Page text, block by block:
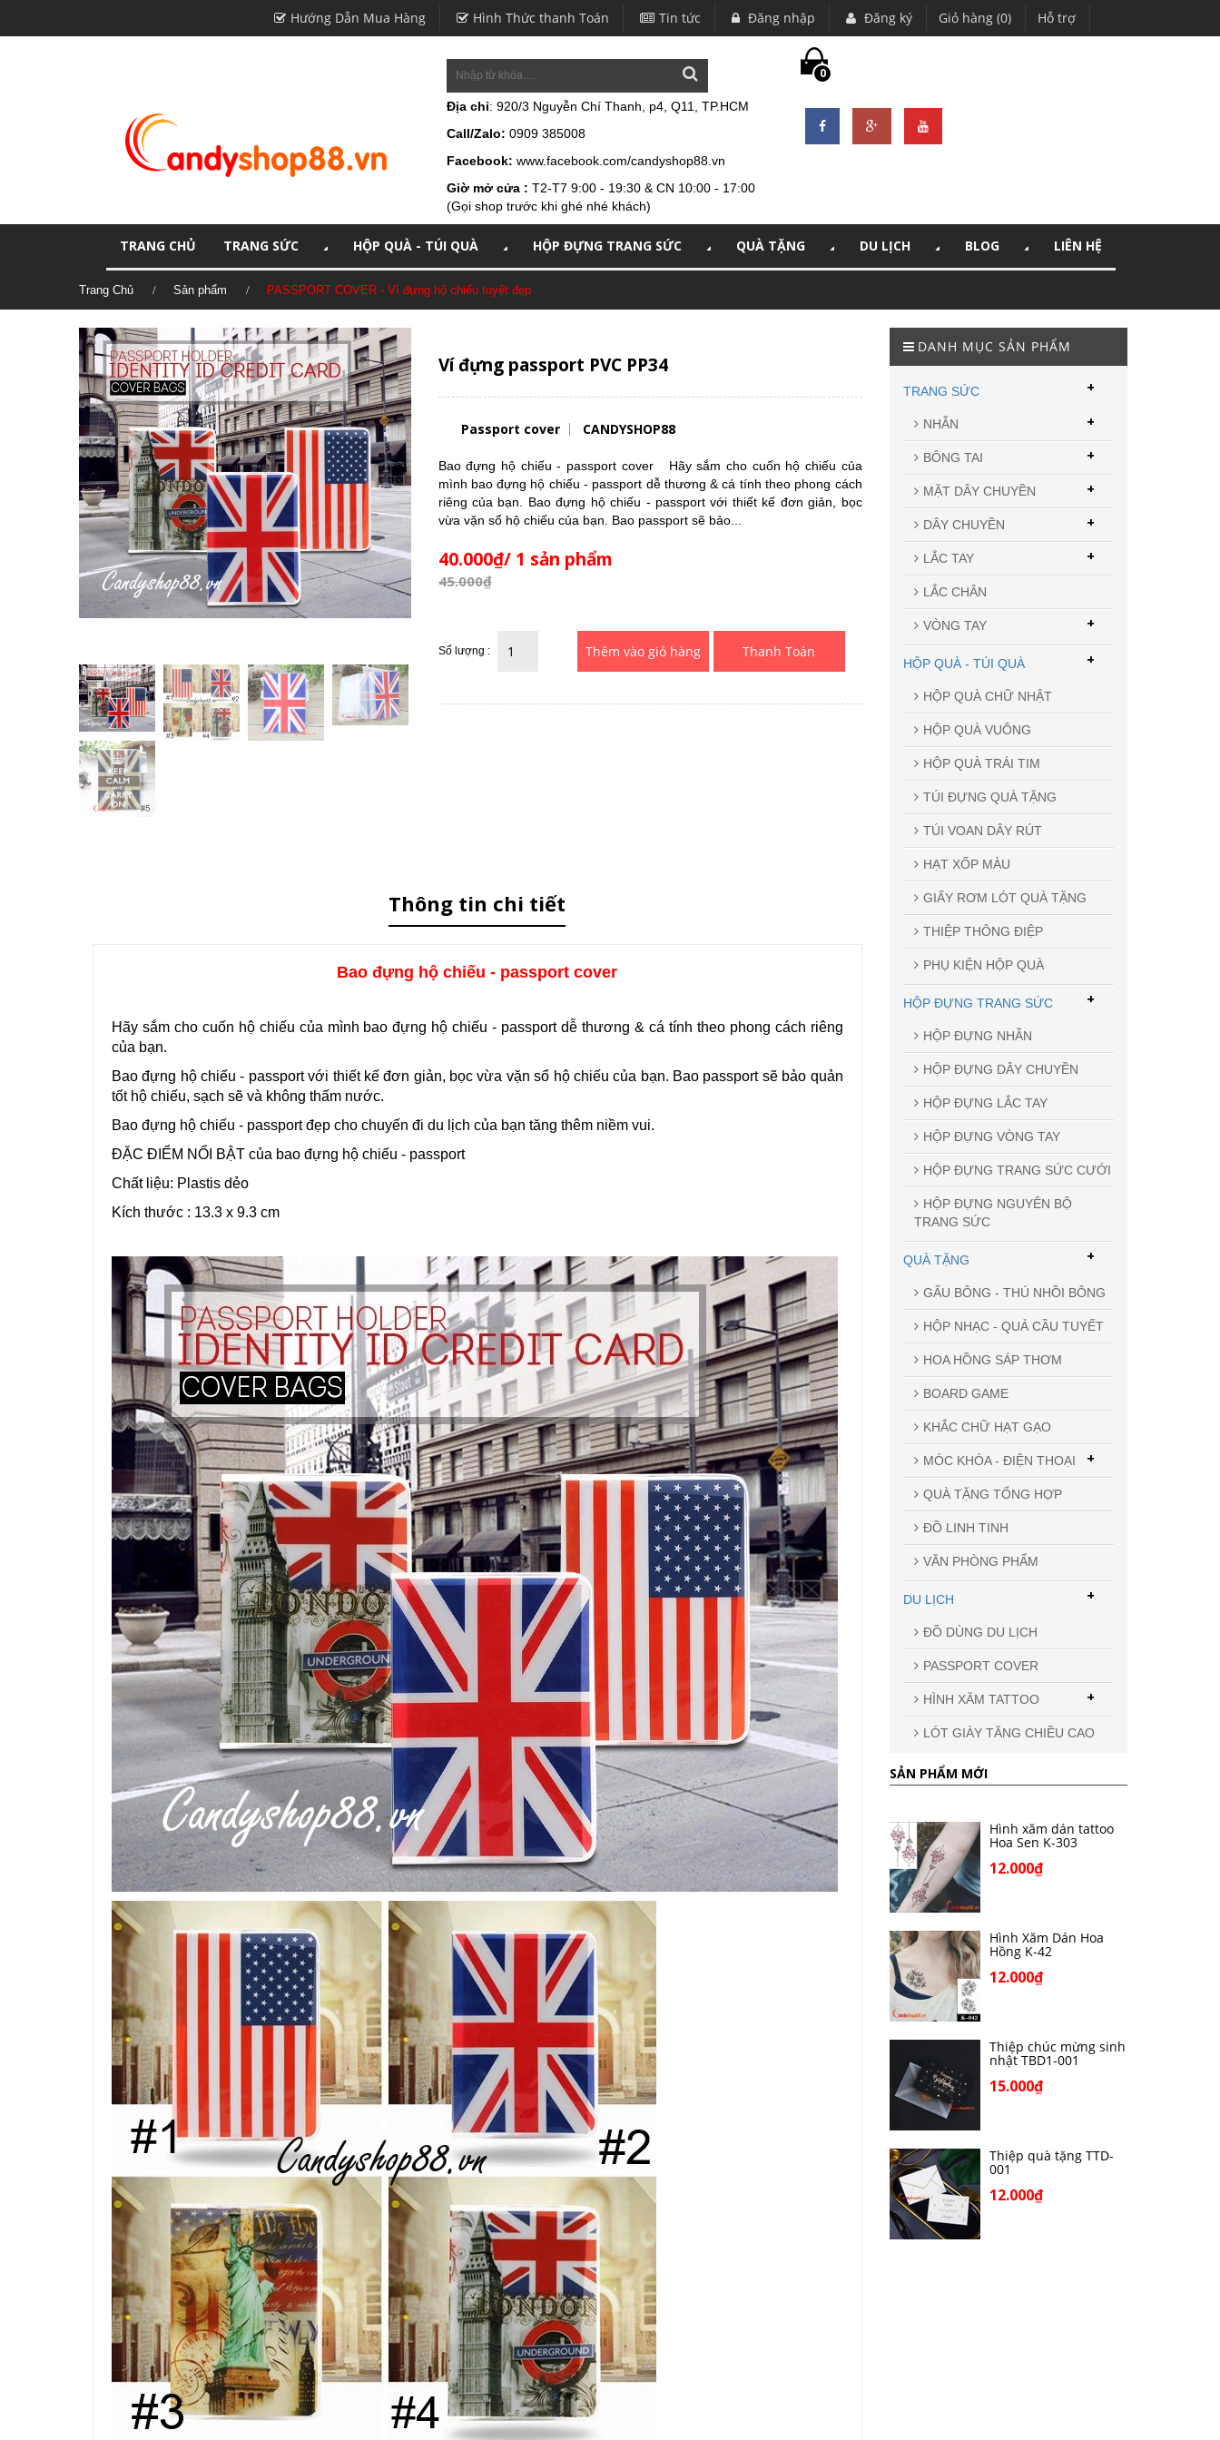
Hướng Dẫn Mua Hàng Hình Thức thanh Toán Tin tức Đăng nhập Đăng ký Giỏ hàng (0) Hỗ trợ
Địa chỉ: 920/3 Nguyễn Chí Thanh, p4, Q11, TP.HCM
Call/Zalo: 0909 385008
Facebook: www.facebook.com/candyshop88.vn
Giờ mở cửa : T2-T7 9:00 - 19:30 & CN 10:00 - 17:00
(Gọi shop trước khi ghé nhé khách)
0
TRANG CHỦ TRANG SỨC HỘP QUÀ - TÚI QUÀ HỘP ĐỰNG TRANG SỨC QUÀ TẶNG DU LỊCH BLOG LIÊN HỆ
Trang Chủ Sản phẩm PASSPORT COVER - Ví đựng hộ chiếu tuyệt đẹp
Ví đựng passport PVC PP34
Passport cover CANDYSHOP88
Bao đựng hộ chiếu - passport cover Hãy sắm cho cuốn hộ chiếu của
mình bao đựng hộ chiếu - passport dễ thương & cá tính theo phong cách
riêng của bạn. Bao đựng hộ chiếu - passport với thiết kế đơn giản, bọc
vừa vặn sổ hộ chiếu của bạn. Bao passport sẽ bảo...
40.000₫/ 1 sản phẩm
45.000₫
Số lượng : Thanh Toán
Thông tin chi tiết
Bao đựng hộ chiếu - passport cover
Hãy sắm cho cuốn hộ chiếu của mình bao đựng hộ chiếu - passport dễ thương & cá tính theo phong cách riêng
của bạn.
Bao đựng hộ chiếu - passport với thiết kế đơn giản, bọc vừa vặn sổ hộ chiếu của bạn. Bao passport sẽ bảo quản
tốt hộ chiếu, sạch sẽ và không thấm nước.
Bao đựng hộ chiếu - passport đẹp cho chuyến đi du lịch của bạn tăng thêm niềm vui.
ĐẶC ĐIỂM NỔI BẬT của bao đựng hộ chiếu - passport
Chất liệu: Plastis dẻo
Kích thước : 13.3 x 9.3 cm
DANH MỤC SẢN PHẨM
TRANG SỨC
NHẪN +
BÔNG TAI +
MẶT DÂY CHUYỀN +
DÂY CHUYỀN +
LẮC TAY +
LẮC CHÂN
VÒNG TAY +
+
HỘP QUÀ - TÚI QUÀ
HỘP QUÀ CHỮ NHẬT
HỘP QUÀ VUÔNG
HỘP QUÀ TRÁI TIM
TÚI ĐỰNG QUÀ TẶNG
TÚI VOAN DÂY RÚT
HẠT XỐP MÀU
GIẤY RƠM LÓT QUÀ TẶNG
THIỆP THÔNG ĐIỆP
PHỤ KIỆN HỘP QUÀ
+
HỘP ĐỰNG TRANG SỨC
HỘP ĐỰNG NHẪN
HỘP ĐỰNG DÂY CHUYỀN
HỘP ĐỰNG LẮC TAY
HỘP ĐỰNG VÒNG TAY
HỘP ĐỰNG TRANG SỨC CƯỚI
HỘP ĐỰNG NGUYÊN BỘ
TRANG SỨC
+
QUÀ TẶNG
GẤU BÔNG - THÚ NHỒI BÔNG
HỘP NHẠC - QUẢ CẦU TUYẾT
HOA HỒNG SÁP THƠM
BOARD GAME
KHẮC CHỮ HẠT GẠO
MÓC KHÓA - ĐIỆN THOẠI +
QUÀ TẶNG TỔNG HỢP
ĐỒ LINH TINH
VĂN PHÒNG PHẨM
+
DU LỊCH
ĐỒ DÙNG DU LỊCH
PASSPORT COVER
HÌNH XĂM TATTOO +
LÓT GIÀY TĂNG CHIỀU CAO
+
SẢN PHẨM MỚI
Hình xăm dán tattoo
Hoa Sen K-303
12.000₫
Hình Xăm Dán Hoa
Hồng K-42
12.000₫
Thiệp chúc mừng sinh
nhật TBD1-001
15.000₫
Thiệp quà tặng TTD-
001
12.000₫